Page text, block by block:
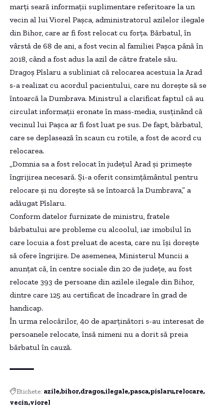
marţi seară informaţii suplimentare referitoare la un
vecin al lui Viorel Paşca, administratorul azilelor ilegale
din Bihor, care ar fi fost relocat cu forţa. Bărbatul, în
vârstă de 68 de ani, a fost vecin al familiei Paşca până în
2018, când a fost adus la azil de către fratele său.
Dragoş Pîslaru a subliniat că relocarea acestuia la Arad
s-a realizat cu acordul pacientului, care nu doreşte să se
întoarcă la Dumbrava. Ministrul a clarificat faptul că au
circulat informaţii eronate în mass-media, susţinând că
vecinul lui Paşca ar fi fost luat pe sus. De fapt, bărbatul,
care se deplasează în scaun cu rotile, a fost de acord cu
relocarea.
„Domnia sa a fost relocat în judeţul Arad şi primeşte
îngrijirea necesară. Şi-a oferit consimţământul pentru
relocare şi nu doreşte să se întoarcă la Dumbrava,” a
adăugat Pîslaru.
Conform datelor furnizate de ministru, fratele
bărbatului are probleme cu alcoolul, iar imobilul în
care locuia a fost preluat de acesta, care nu îşi doreşte
să ofere îngrijire. De asemenea, Ministerul Muncii a
anunţat că, în centre sociale din 20 de judeţe, au fost
relocate 393 de persoane din azilele ilegale din Bihor,
dintre care 125 au certificat de încadrare în grad de
handicap.
În urma relocărilor, 40 de aparţinători s-au interesat de
persoanele relocate, însă nimeni nu a dorit să preia
bărbatul în cauză.
Etichete: azile bihor dragos ilegale pasca pislaru relocare
vecin viorel